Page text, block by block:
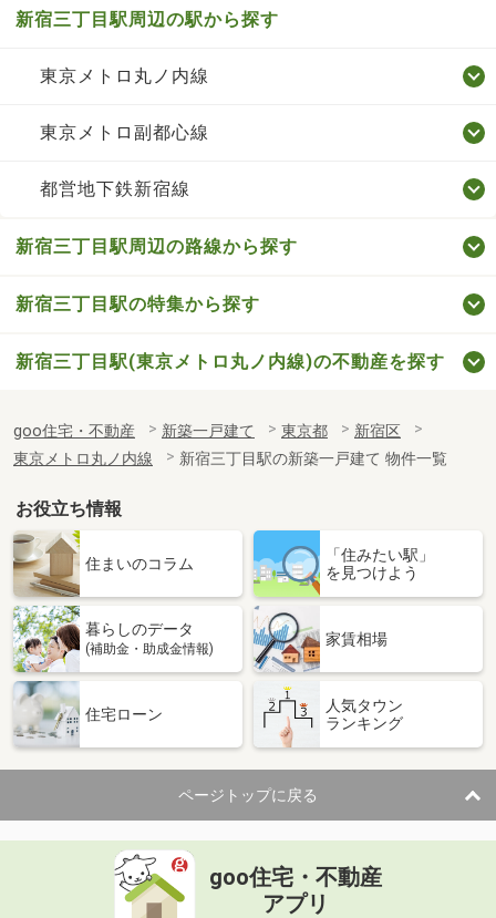
新宿三丁目駅周辺の駅から探す
東京メトロ丸ノ内線
東京メトロ副都心線
都営地下鉄新宿線
新宿三丁目駅周辺の路線から探す
新宿三丁目駅の特集から探す
新宿三丁目駅(東京メトロ丸ノ内線)の不動産を探す
goo住宅・不動産 新築一戸建て 東京都
新宿区
東京メトロ丸ノ内線
新宿三丁目駅の新築一戸建て 物件一覧
お役立ち情報
住まいのコラム
「住みたい駅」
を見つけよう
暮らしのデータ
(補助金・助成金情報)
家賃相場
住宅ローン
人気タウン
ランキング
ページトップに戻る
goo住宅・不動産
アプリ